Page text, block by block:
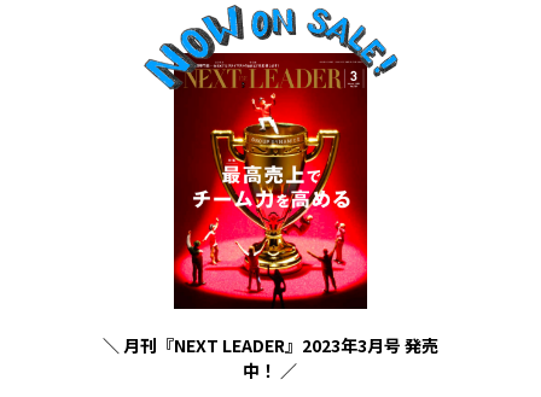
＼ 月刊『NEXT LEADER』2023年3月号 発売
中！ ／